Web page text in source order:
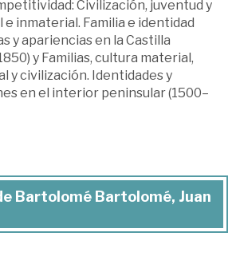
Civilización, juventud y
inmaterial. Familia e identidad
y apariencias en la Castilla
y Familias, cultura material,
y civilización. Identidades y
en el interior peninsular (1500–
Bartolomé Bartolomé, Juan